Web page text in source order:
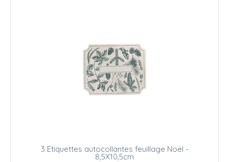
3 Etiquettes autocollantes feuillage Noël -
8,5X10,5cm